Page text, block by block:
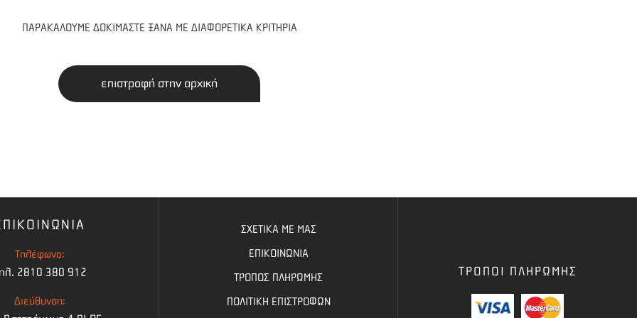
ΠΑΡΑΚΑΛΟΥΜΕ ΔΟΚΙΜΑΣΤΕ ΞΑΝΑ ΜΕ ΔΙΑΦΟΡΕΤΙΚΑ ΚΡΙΤΗΡΙΑ
επιστροφή στην αρχική
Τηλέφωνο:
2810 380 912
Διεύθυνση:
ΣΧΕΤΙΚΑ ΜΕ ΜΑΣ
ΕΠΙΚΟΙΝΩΝΙΑ
ΤΡΟΠΟΣ ΠΛΗΡΩΜΗΣ
ΠΟΛΙΤΙΚΗ ΕΠΙΣΤΡΟΦΩΝ
ΤΡΟΠΟΙ ΠΛΗΡΩΜΗΣ